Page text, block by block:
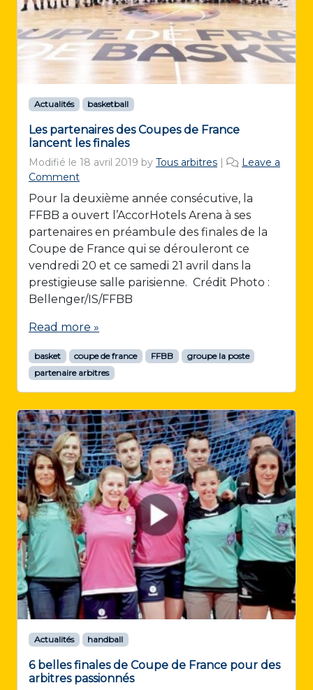
Actualités basketball
Les partenaires des Coupes de France
lancent les finales
Modifié le 18 avril 2019 by Tous arbitres |
Leave a
Comment
Pour la deuxième année consécutive, la
FFBB a ouvert l’AccorHotels Arena à ses
partenaires en préambule des finales de la
Coupe de France qui se dérouleront ce
vendredi 20 et ce samedi 21 avril dans la
prestigieuse salle parisienne. Crédit Photo :
Bellenger/IS/FFBB
Read more »
basket coupe de france FFBB
groupe la poste
partenaire arbitres
Actualités handball
6 belles finales de Coupe de France pour des
arbitres passionnés